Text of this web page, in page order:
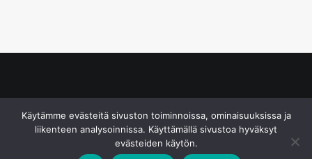
Käytämme evästeitä sivuston toiminnoissa, ominaisuuksissa ja
liikenteen analysoinnissa. Käyttämällä sivustoa hyväksyt
evästeiden käytön.